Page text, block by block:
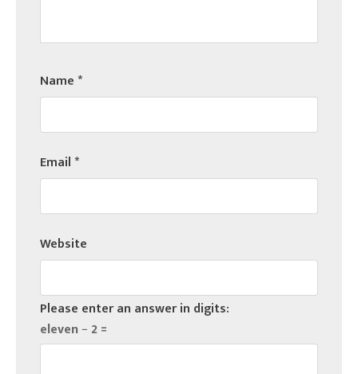
Name*
Email*
Website
Please enter an answer in digits:
eleven − 2 =